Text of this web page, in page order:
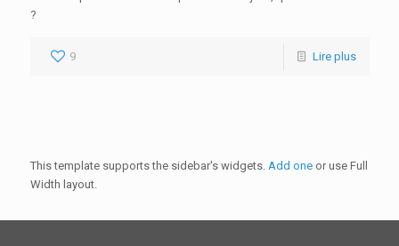
?
9 Lire plus
This template supports the sidebar's widgets. Add oneor use Full
Width layout.